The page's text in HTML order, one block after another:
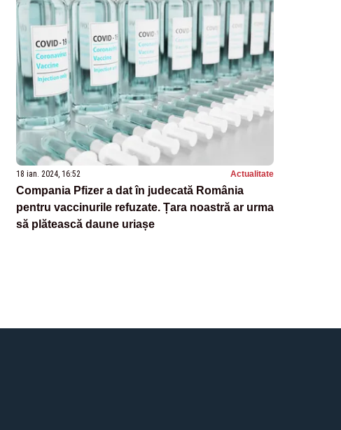
18 ian. 2024, 16:52 Actualitate
Compania Pfizer a dat în judecată România
pentru vaccinurile refuzate. Țara noastră ar urma
să plătească daune uriașe